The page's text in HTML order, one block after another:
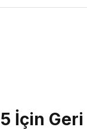
İçin Geri